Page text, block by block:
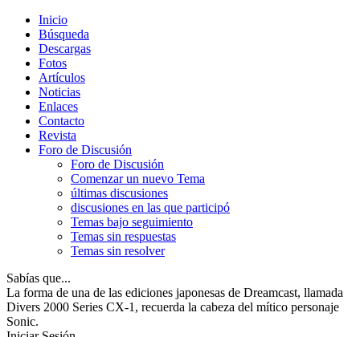
Inicio
Búsqueda
Descargas
Fotos
Artículos
Noticias
Enlaces
Contacto
Revista
Foro de Discusión
Foro de Discusión
Comenzar un nuevo Tema
últimas discusiones
discusiones en las que participó
Temas bajo seguimiento
Temas sin respuestas
Temas sin resolver
Sabías que...
La forma de una de las ediciones japonesas de Dreamcast, llamada
Divers 2000 Series CX-1, recuerda la cabeza del mítico personaje
Sonic.